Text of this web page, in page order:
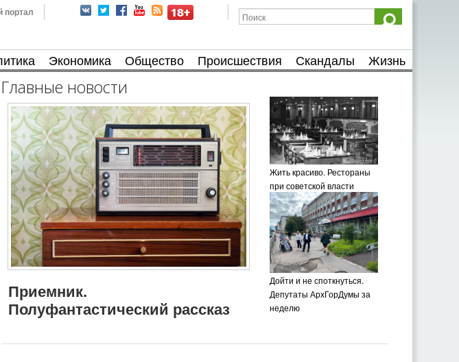
портал
Экономика Общество Происшествия Скандалы Жизнь
Главные новости
Приемник.
Полуфантастический рассказ
Жить красиво. Рестораны
при советской власти
Дойти и не споткнуться.
Депутаты АрхГорДумы за
неделю